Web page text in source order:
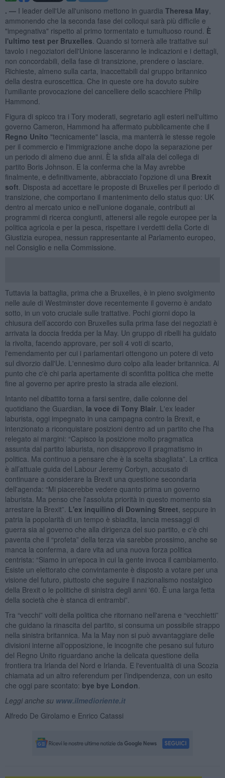
. — I leader dell'Ue all'unisono mettono in guardia Theresa May
ammonendo che la seconda fase dei colloqui sarà più difficile e
"impegnativa" rispetto al primo tormentato e tumultuoso round. È
l'ultimo test per Bruxelles . Quando si tornerà alle trattative sul
tavolo i negoziatori dell'Unione lasceranno le indicazioni e i dettagli,
non concordabili, della fase di transizione, prendere o lasciare.
Richieste, almeno sulla carta, inaccettabili dal gruppo britannico
della destra euroscettica. Che in queste ore ha dovuto subire
l'umiliante provocazione del cancelliere dello scacchiere Philip
Hammond.
Figura di spicco tra i Tory moderati, segretario agli esteri nell'ultimo
governo Cameron, Hammond ha affermato pubblicamente che il
Regno Unito "tecnicamente" lascia, ma manterrà le stesse regole
per il commercio e l'immigrazione anche dopo la separazione per
un periodo di almeno due anni. È la sfida all'ala del collega di
partito Boris Johnson. E la conferma che la May avrebbe
finalmente, e definitivamente, abbracciato l'opzione di una Brexit
soft . Disposta ad accettare le proposte di Bruxelles per il periodo di
transizione, che comportano il mantenimento dello status quo: UK
dentro al mercato unico e nell'unione doganale, contributi ai
programmi di ricerca congiunti, attenersi alle regole europee per la
politica agricola e per la pesca, rispettare i verdetti della Corte di
Giustizia europea, nessun rappresentante al Parlamento europeo,
nel Consiglio e nella Commissione.
Tuttavia la battaglia, prima che a Bruxelles, è in pieno svolgimento
nelle aule di Westminster dove recentemente il governo è andato
sotto, in un voto cruciale sulle trattative. Pochi giorni dopo la
chiusura dell’accordo con Bruxelles sulla prima fase dei negoziati è
arrivata la doccia fredda per la May. Un gruppo di ribelli ha guidato
la rivolta, facendo approvare, per soli 4 voti di scarto,
l'emendamento per cui i parlamentari ottengono un potere di veto
sul divorzio dall'Ue. L'ennesimo duro colpo alla leader britannica. Al
punto che c'è chi parla apertamente di sconfitta politica che mette
fine al governo per aprire presto la strada alle elezioni.
Intanto nel dibattito torna a farsi sentire, dalle colonne del
quotidiano the Guardian, la voce di Tony Blair. L'ex leader
laburista, oggi impegnato in una campagna contro la Brexit, e
intenzionato a riconquistare posizioni dentro ad un partito che l'ha
relegato ai margini: “Capisco la posizione molto pragmatica
assunta dal partito laburista, non disapprovo il pragmatismo in
politica. Ma continuo a pensare che è la scelta sbagliata”. La critica
è all’attuale guida del Labour Jeremy Corbyn, accusato di
continuare a considerare la Brexit una questione secondaria
dell'agenda: “Mi piacerebbe vedere quanto prima un governo
laburista. Ma penso che l'assoluta priorità in questo momento sia
arrestare la Brexit”. L'ex inquilino di Downing Street , seppure in
patria la popolarità di un tempo è sbiadita, lancia messaggi di
guerra sia al governo che alla dirigenza del suo partito, e c'è chi
paventa che il “profeta” della terza via sarebbe prossimo, anche se
manca la conferma, a dare vita ad una nuova forza politica
centrista: “Siamo in un'epoca in cui la gente invoca il cambiamento.
Esiste un elettorato che convintamente è disposto a votare per una
visione del futuro, piuttosto che seguire il nazionalismo nostalgico
della Brexit o le politiche di sinistra degli anni '60. È una larga fetta
della società che è stanca di entrambi”.
Tra “vecchi” volti della politica che ritornano nell'arena e “vecchietti”
che guidano la rinascita del partito, si consuma un possibile strappo
nella sinistra britannica. Ma la May non si può avvantaggiare delle
divisioni interne all'opposizione, le incognite che pesano sul futuro
del Regno Unito riguardano anche la delicata questione della
frontiera tra Irlanda del Nord e Irlanda. E l'eventualità di una Scozia
chiamata ad un altro referendum per l’indipendenza, con un esito
che oggi pare scontato: bye bye London
Leggi anche su www.ilmedioriente.it
Alfredo De Girolamo e Enrico Catassi